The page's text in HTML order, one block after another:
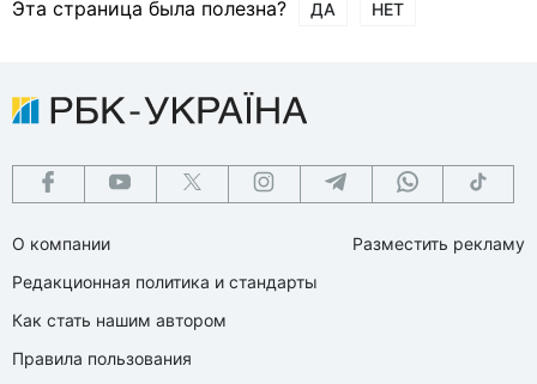
Эта страница была полезна? ДА НЕТ
О компании
Редакционная политика и стандарты
Как стать нашим автором
Правила пользования
Разместить рекламу